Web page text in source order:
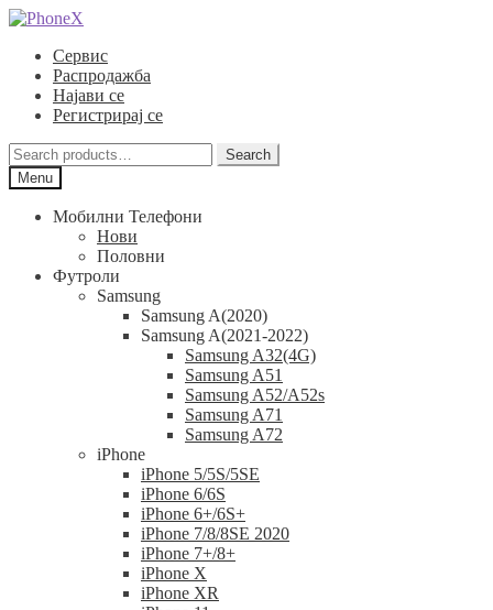
Skip
navigation
Skip
contentСервис
Распродажба
Најави се
Регистрирај се
Search
for:
Search
Menu
Мобилни Телефони
Нови
Половни
Футроли
Samsung
Samsung A(2020)
Samsung A(2021-2022)
Samsung A32(4G)
Samsung A51
Samsung A52/A52s
Samsung A71
Samsung A72
iPhone
iPhone 5/5S/5SE
iPhone 6/6S
iPhone 6+/6S+
iPhone 7/8/8SE 2020
iPhone 7+/8+
iPhone X
iPhone XR